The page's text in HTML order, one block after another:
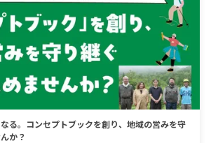
る。コンセプトブックを創り、地域の営みを守
か？